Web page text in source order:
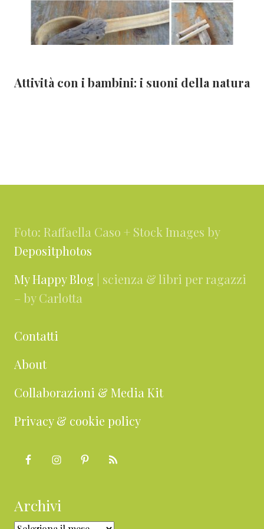
Attività con i bambini: i suoni della natura
Foto: Raffaella Caso + Stock Images by
Depositphotos
My Happy Blog | scienza & libri per ragazzi
– by Carlotta
Contatti
About
Collaborazioni & Media Kit
Privacy & cookie policy
Archivi